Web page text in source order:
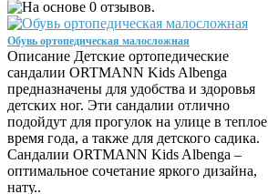
Обувь ортопедическая малосложная
Описание Детские ортопедические
сандалии ORTMANN Kids Albenga
предназначены для удобства и здоровья
детских ног. Эти сандалии отлично
подойдут для прогулок на улице в теплое
время года, а также для детского садика.
Сандалии ORTMANN Kids Albenga –
оптимальное сочетание яркого дизайна,
нату..